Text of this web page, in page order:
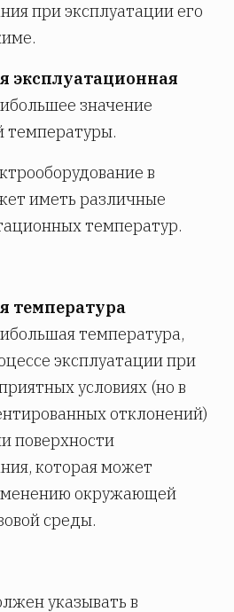
при эксплуатации его
эксплуатационная
значение
температуры.
в
иметь различные
температур.
температура
температура,
эксплуатации при
условиях (но в
отклонений)
поверхности
которая может
окружающей
среды.
указывать в